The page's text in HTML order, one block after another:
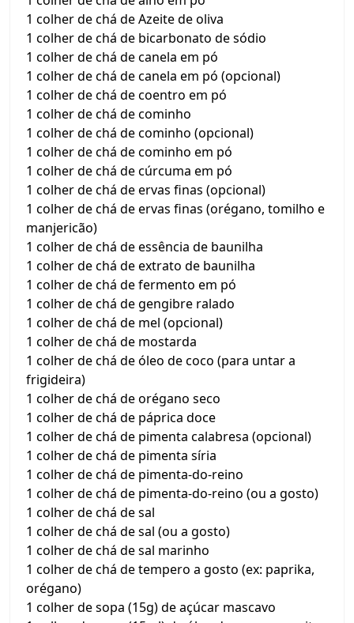
1 colher de chá de Azeite de oliva
1 colher de chá de bicarbonato de sódio
1 colher de chá de canela em pó
1 colher de chá de canela em pó (opcional)
1 colher de chá de coentro em pó
1 colher de chá de cominho
1 colher de chá de cominho (opcional)
1 colher de chá de cominho em pó
1 colher de chá de cúrcuma em pó
1 colher de chá de ervas finas (opcional)
1 colher de chá de ervas finas (orégano, tomilho e
manjericão)
1 colher de chá de essência de baunilha
1 colher de chá de extrato de baunilha
1 colher de chá de fermento em pó
1 colher de chá de gengibre ralado
1 colher de chá de mel (opcional)
1 colher de chá de mostarda
1 colher de chá de óleo de coco (para untar a
frigideira)
1 colher de chá de orégano seco
1 colher de chá de páprica doce
1 colher de chá de pimenta calabresa (opcional)
1 colher de chá de pimenta síria
1 colher de chá de pimenta-do-reino
1 colher de chá de pimenta-do-reino (ou a gosto)
1 colher de chá de sal
1 colher de chá de sal (ou a gosto)
1 colher de chá de sal marinho
1 colher de chá de tempero a gosto (ex: paprika,
orégano)
1 colher de sopa (15g) de açúcar mascavo